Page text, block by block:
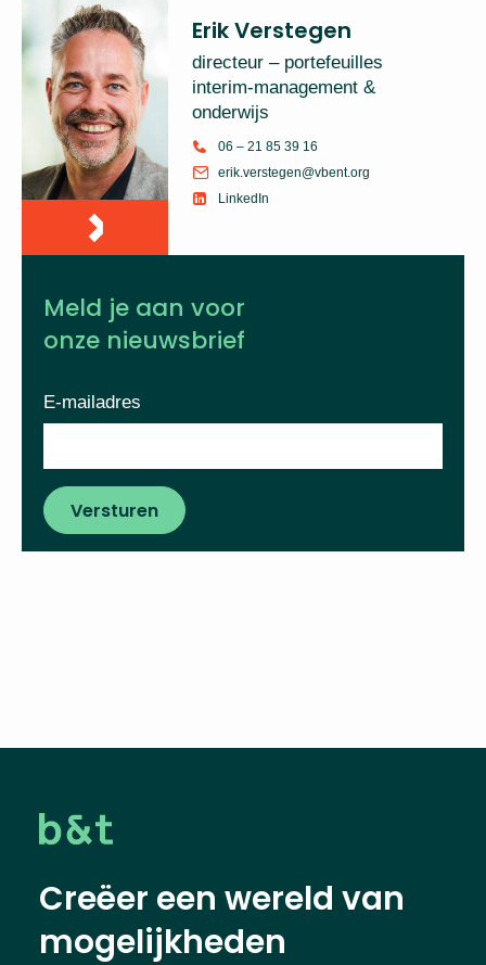
Erik Verstegen
directeur – portefeuilles
interim-management &
onderwijs
06 – 21 85 39 16
erik.verstegen@vbent.org
LinkedIn
Meld je aan voor
onze nieuwsbrief
E-mailadres
Versturen
Creëer een wereld van
mogelijkheden